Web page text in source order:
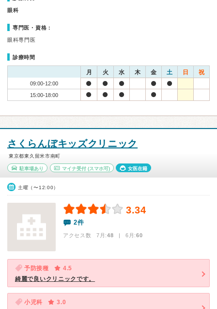
眼科
専門医・資格：
眼科専門医
診療時間
月 火 水 木 金 土 日 祝
09:00-12:00
15:00-18:00
さくらんぼキッズクリニック
東京都東久留米市南町
駐車場あり マイナ受付(スマホ可) 女医在籍
土曜（〜12:00）
3.34
2件
アクセス数 7月:48 | 6月:60
予防接種
4.5
綺麗で良いクリニックです。
小児科
3.0